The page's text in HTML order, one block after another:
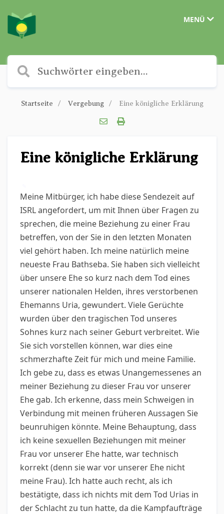
MENÜ
Startseite Vergebung Eine königliche Erklärung
Eine königliche Erklärung
Meine Mitbürger, ich habe diese Sendezeit auf
ISRL angefordert, um mit Ihnen über Fragen zu
sprechen, die meine Beziehung zu einer Frau
betreffen, von der Sie in den letzten Monaten
viel gehört haben. Ich meine natürlich meine
neueste Frau Bathseba. Sie haben sich vielleicht
über unsere Ehe so kurz nach dem Tod eines
unserer nationalen Helden, ihres verstorbenen
Ehemanns Uria, gewundert. Viele Gerüchte
wurden über den tragischen Tod unseres
Sohnes kurz nach seiner Geburt verbreitet. Wie
Sie sich vorstellen können, war dies eine
schmerzhafte Zeit für mich und meine Familie.
Ich gebe zu, dass es etwas Unangemessenes an
meiner Beziehung zu dieser Frau vor unserer
Ehe gab. Ich erkenne, dass mein Schweigen in
Verbindung mit meinen früheren Aussagen Sie
beunruhigen könnte. Meine Behauptung, dass
ich keine sexuellen Beziehungen mit meiner
Frau vor unserer Ehe hatte, war technisch
korrekt (denn sie war vor unserer Ehe nicht
meine Frau). Ich hatte auch recht, als ich
bestätigte, dass ich nichts mit dem Tod Urias in
der Schlacht zu tun hatte, da die Kampfaufträge